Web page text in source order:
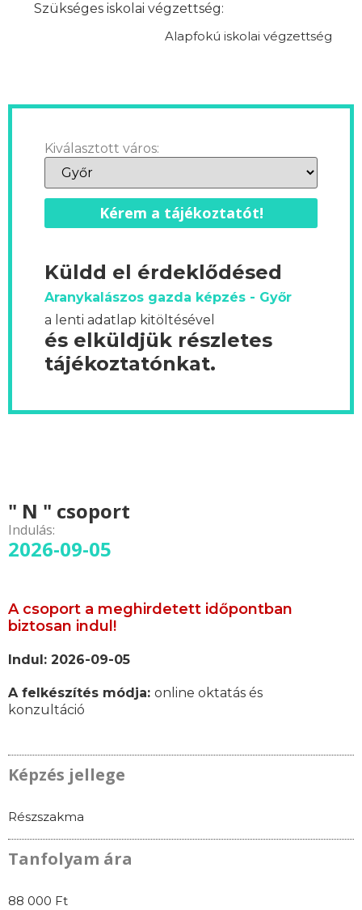
Szükséges iskolai végzettség:
Alapfokú iskolai végzettség
Kiválasztott város:
Kérem a tájékoztatót!
Küldd el érdeklődésed
Aranykalászos gazda képzés - Győr
a lenti adatlap kitöltésével
és elküldjük részletes
tájékoztatónkat.
" N " csoport
Indulás:
2026-09-05
A csoport a meghirdetett időpontban
biztosan indul!
Indul: 2026-09-05
A felkészítés módja: online oktatás és
konzultáció
Képzés jellege
Részszakma
Tanfolyam ára
88 000 Ft